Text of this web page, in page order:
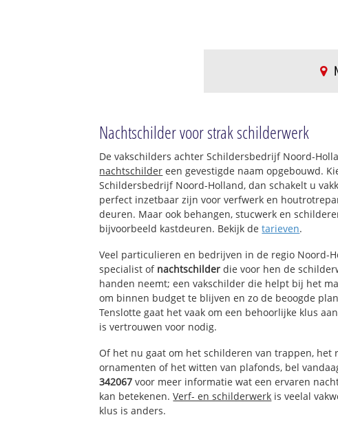
Broekerhaven
Plan Zuid en Princenhof
Rozeboom
Nachtschilder voor strak schilderwerk
De vakschilders achter Schildersbedrijf Noord-
nachtschilder een gevestigde naam opgebouwd.
Schildersbedrijf Noord-Holland, dan schakelt u
perfect inzetbaar zijn voor verfwerk en
deuren. Maar ook behangen, stucwerk en
bijvoorbeeld kastdeuren. Bekijk detarieven.
Veel particulieren en bedrijven in de regio Noord-
specialist of nachtschilder die voor hen de
handen neemt; een vakschilder die helpt bij het
om binnen budget te blijven en zo de beoogde
Tenslotte gaat het vaak om een behoorlijke klus
is vertrouwen voor nodig.
Of het nu gaat om het schilderen van trappen, het
ornamenten of het witten van plafonds, bel
342067 voor meer informatie wat een ervaren
kan betekenen.Verf- en schilderwerk is veelal
klus is anders.